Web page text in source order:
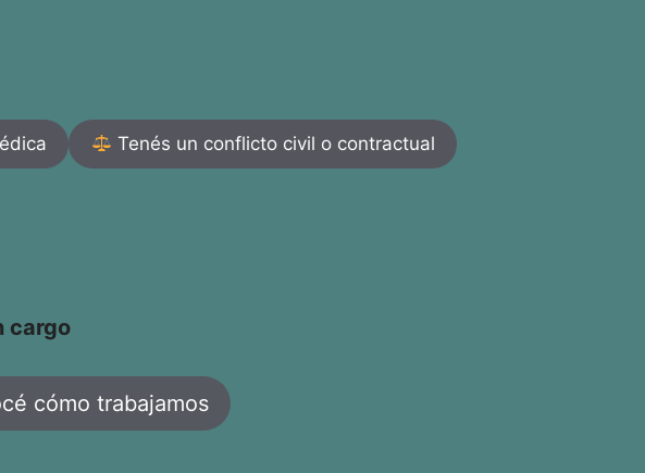
Tenés un conflicto civil o contractual
cargo
cómo trabajamos